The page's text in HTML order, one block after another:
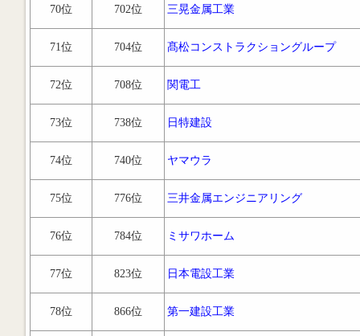
70位 702位 三晃金属工業
71位 704位 髙松コンストラクショングループ
72位 708位 関電工
73位 738位 日特建設
74位 740位 ヤマウラ
75位 776位 三井金属エンジニアリング
76位 784位 ミサワホーム
77位 823位 日本電設工業
78位 866位 第一建設工業